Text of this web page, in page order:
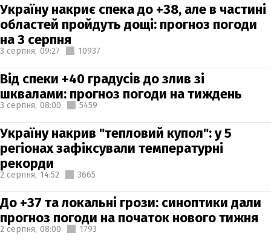
Україну накриє спека до +38, але в частині
областей пройдуть дощі: прогноз погоди
на 3 серпня
3 серпня, 09:27 10937
Від спеки +40 градусів до злив зі
шквалами: прогноз погоди на тиждень
3 серпня, 08:00 5459
Україну накрив "тепловий купол": у 5
регіонах зафіксували температурні
рекорди
2 серпня, 14:52 3665
До +37 та локальні грози: синоптики дали
прогноз погоди на початок нового тижня
2 серпня, 08:00 1793